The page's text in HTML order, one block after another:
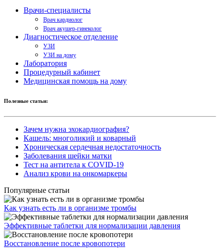
Врачи-специалисты
Врач кардиолог
Врач акушер-гинеколог
Диагностическое отделение
УЗИ
УЗИ на дому
Лаборатория
Процедурный кабинет
Медицинская помощь на дому
Полезные статьи:
Зачем нужна эхокардиография?
Кашель: многоликий и коварный
Хроническая сердечная недостаточность
Заболевания шейки матки
Тест на антитела к COVID-19
Анализ крови на онкомаркеры
Популярные статьи
Как узнать есть ли в организме тромбы
Эффективные таблетки для нормализации давления
Восстановление после кровопотери